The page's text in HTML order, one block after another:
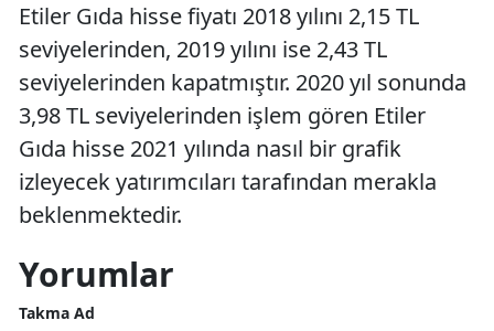
Etiler Gıda hisse fiyatı 2018 yılını 2,15 TL
seviyelerinden, 2019 yılını ise 2,43 TL
seviyelerinden kapatmıştır. 2020 yıl sonunda
3,98 TL seviyelerinden işlem gören Etiler
Gıda hisse 2021 yılında nasıl bir grafik
izleyecek yatırımcıları tarafından merakla
beklenmektedir.
Yorumlar
Takma Ad